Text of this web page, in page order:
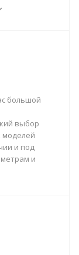
большой
выбор
моделей
и под
и